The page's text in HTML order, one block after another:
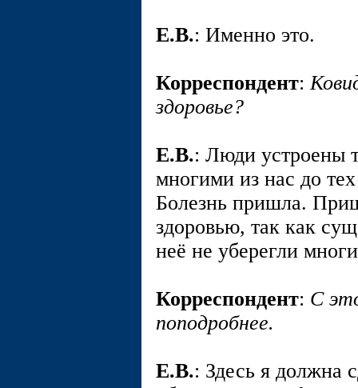
E.В.: Именно это.
Корреспондент:
здоровье?
E.В.: Люди устроены
многими из нас до
Болезнь пришла.
здоровью, так как
неё не уберегли
Корреспондент: С
поподробнее.
E.В.: Здесь я должна